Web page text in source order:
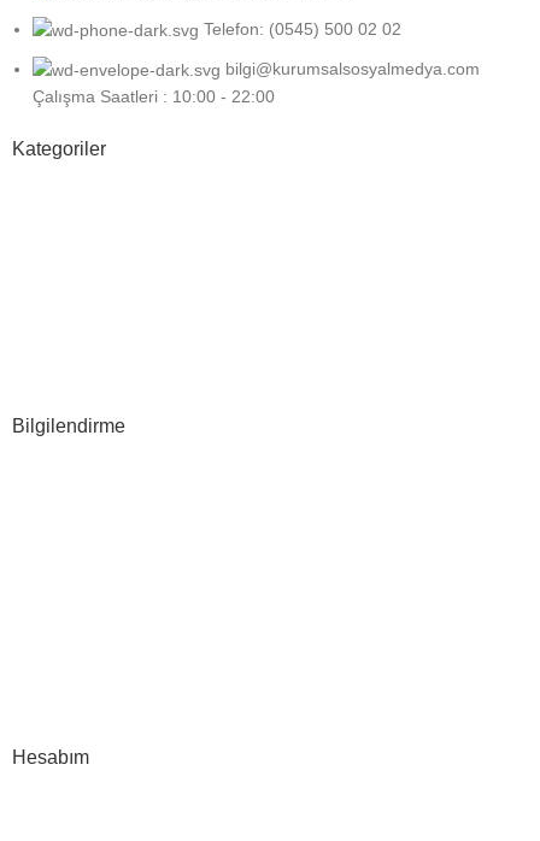
Telefon: (0545) 500 02 02
bilgi@kurumsalsosyalmedya.com
Çalışma Saatleri : 10:00 - 22:00
Kategoriler
Bilgilendirme
Hesabım